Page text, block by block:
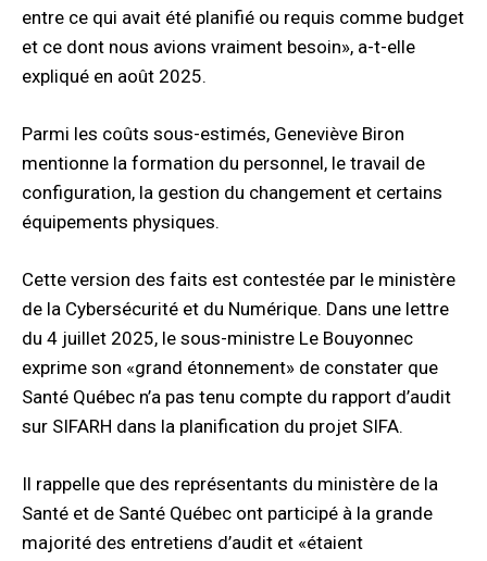
entre ce qui avait été planifié ou requis comme budget
et ce dont nous avions vraiment besoin», a-t-elle
expliqué en août 2025.​
Parmi les coûts sous-estimés, Geneviève Biron
mentionne la formation du personnel, le travail de
configuration, la gestion du changement et certains
équipements physiques.​
Cette version des faits est contestée par le ministère
de la Cybersécurité et du Numérique. Dans une lettre
du 4 juillet 2025, le sous-ministre Le Bouyonnec
exprime son «grand étonnement» de constater que
Santé Québec n’a pas tenu compte du rapport d’audit
sur SIFARH dans la planification du projet SIFA.​
Il rappelle que des représentants du ministère de la
Santé et de Santé Québec ont participé à la grande
majorité des entretiens d’audit et «étaient